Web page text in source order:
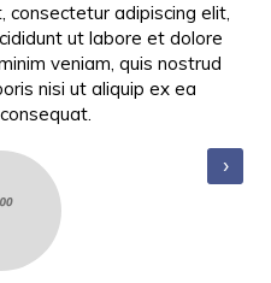
consectetur adipiscing elit,
ut labore et dolore
veniam, quis nostrud
nisi ut aliquip ex ea
›